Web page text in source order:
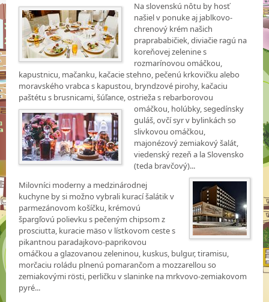
Na slovenskú nôtu by hosť
našiel v ponuke aj jablkovo-
chrenový krém našich
praprababičiek, diviačie ragú na
koreňovej zelenine s
rozmarínovou omáčkou,
kapustnicu, mačanku, kačacie stehno, pečenú krkovičku alebo
moravského vrabca s kapustou, bryndzové pirohy, kačaciu
paštétu s brusnicami, šúľance, ostrieža s rebarborovou
omáčkou, holúbky, segedínsky
guláš, ovčí syr v bylinkách so
slivkovou omáčkou,
majonézový zemiakový šalát,
viedenský rezeň a la Slovensko
(teda bravčový)...
Milovníci moderny a medzinárodnej
kuchyne by si možno vybrali kurací šalátik v
parmezánovom košíčku, krémovú
špargľovú polievku s pečeným chipsom z
prosciutta, kuracie mäso v lístkovom ceste s
pikantnou paradajkovo-paprikovou
omáčkou a glazovanou zeleninou, kuskus, bulgur, tiramisu,
morčaciu roládu plnenú pomarančom a mozzarellou so
zemiakovými rösti, perličku v slaninke na mrkvovo-zemiakovom
pyré...